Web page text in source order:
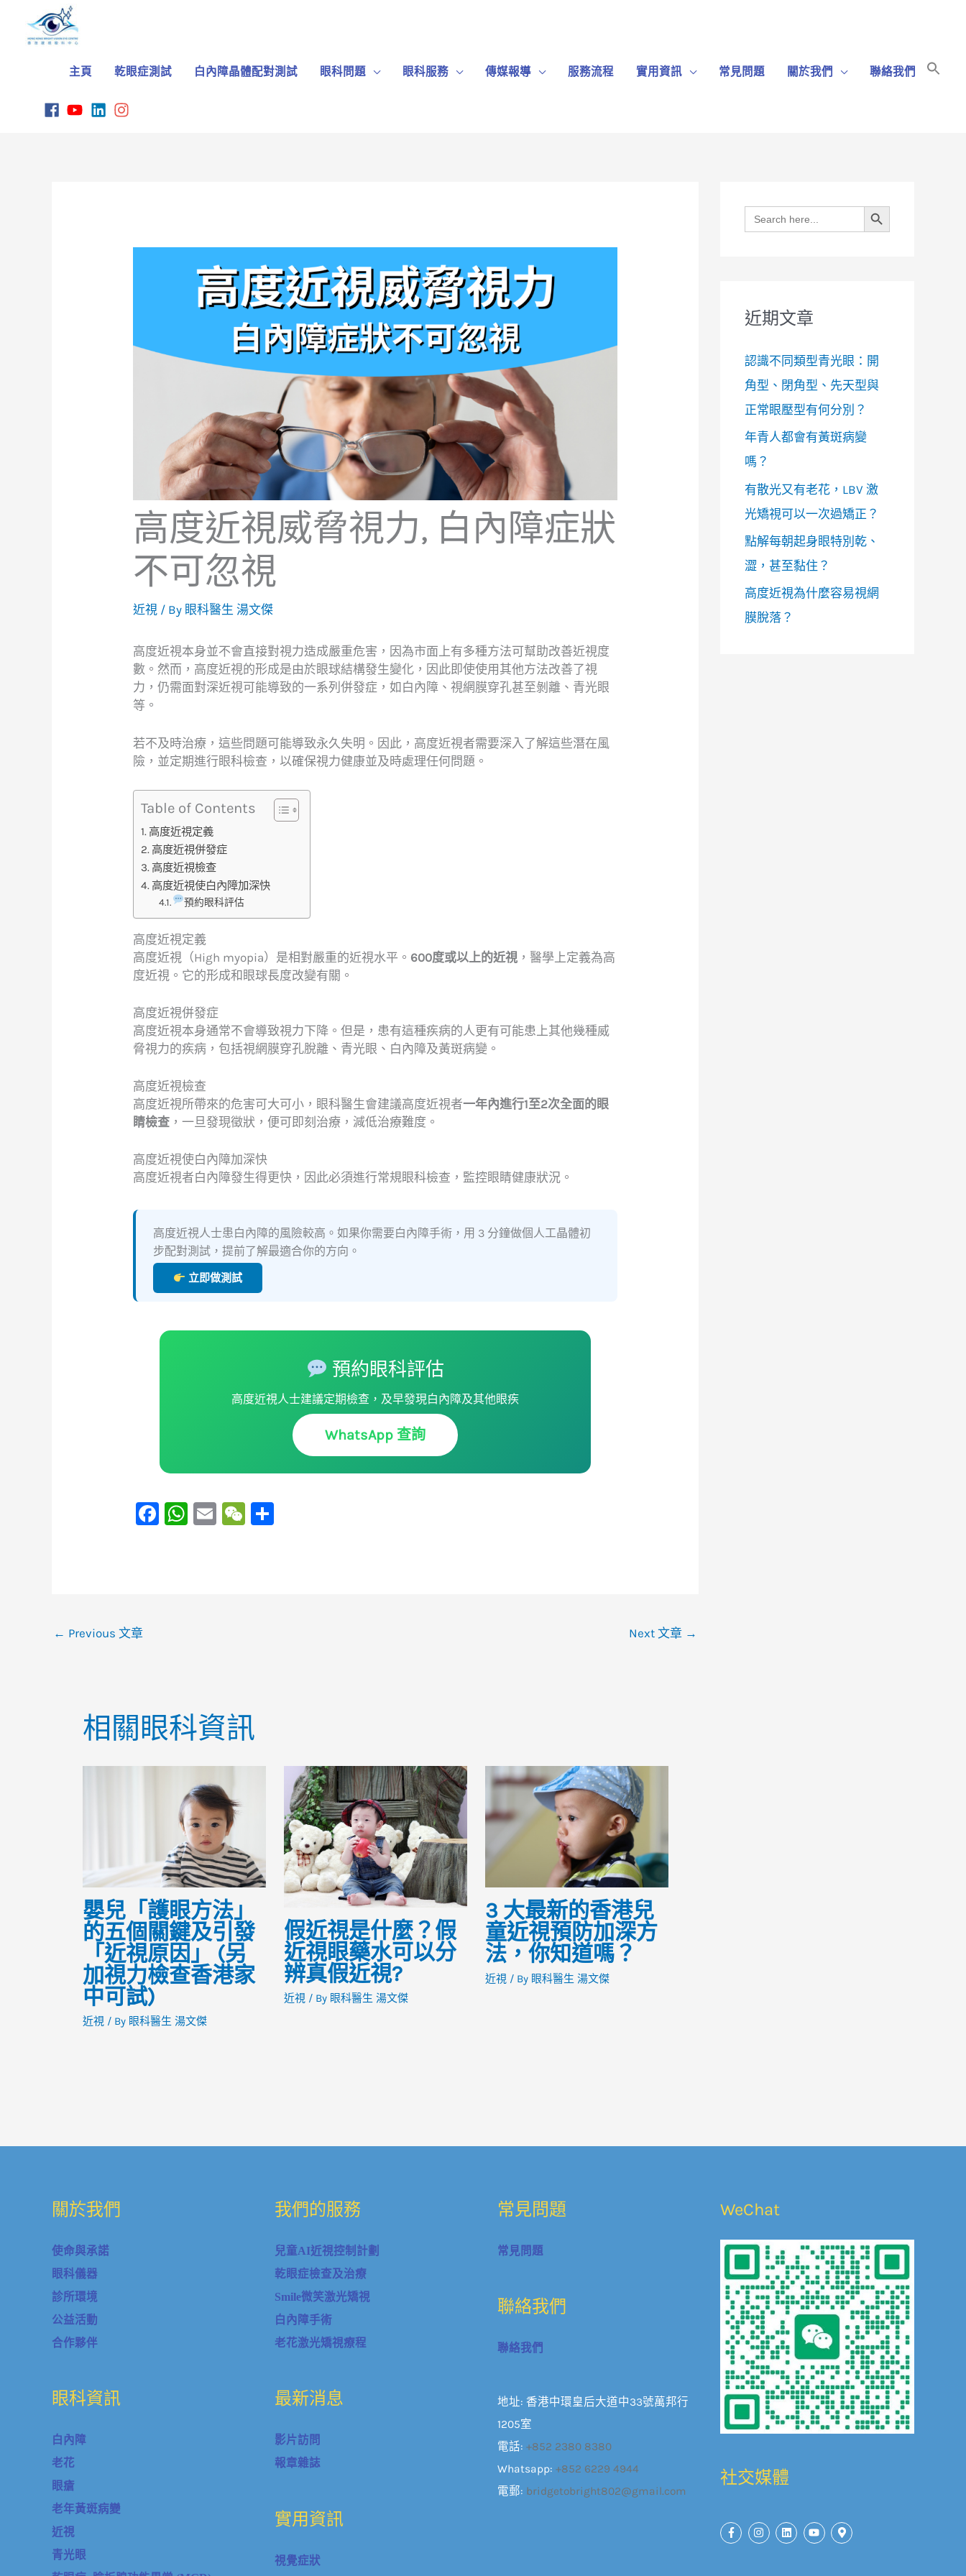
content
主頁 乾眼症測試 白內障晶體配對測試 眼科問題 眼科服務 傳媒報導 服務流程 實用資訊 常見問題 關於我們 聯絡我們
高度近視威脅視力, 白內障症狀
不可忽視
近視 / By 眼科醫生 湯文傑
高度近視本身並不會直接對視力造成嚴重危害，因為市面上有多種方法可幫助改善近視度
數。然而，高度近視的形成是由於眼球結構發生變化，因此即使使用其他方法改善了視
力，仍需面對深近視可能導致的一系列併發症，如白內障、視網膜穿孔甚至剝離、青光眼
等。
若不及時治療，這些問題可能導致永久失明。因此，高度近視者需要深入了解這些潛在風
險，並定期進行眼科檢查，以確保視力健康並及時處理任何問題。
Table of Contents
高度近視定義
高度近視併發症
高度近視檢查
高度近視使白內障加深快
預約眼科評估
高度近視定義
高度近視（High myopia）是相對嚴重的近視水平。 600度或以上的近視 ，醫學上定義為高
度近視。它的形成和眼球長度改變有關。
高度近視併發症
高度近視本身通常不會導致視力下降。但是，患有這種疾病的人更有可能患上其他幾種威
脅視力的疾病，包括視網膜穿孔脫離、青光眼、白內障及黃斑病變。
高度近視檢查
高度近視所帶來的危害可大可小，眼科醫生會建議高度近視者一年內進行1至2次全面的眼
睛檢查 ，一旦發現徵狀，便可即刻治療，減低治療難度。
高度近視使白內障加深快
高度近視者白內障發生得更快，因此必須進行常規眼科檢查，監控眼睛健康狀況。
高度近視人士患白內障的風險較高。如果你需要白內障手術，用 3 分鐘做個人工晶體初
步配對測試，提前了解最適合你的方向。
立即做測試
預約眼科評估
高度近視人士建議定期檢查，及早發現白內障及其他眼疾
WhatsApp 查詢
F
W E
W
← Previous 文章 Next 文章 →
相關眼科資訊
嬰兒「護眼方法」
的五個關鍵及引發
「近視原因」 (另
加視力檢查香港家
中可試)
近視/ By 眼科醫生 湯文傑
假近視是什麼？假
近視眼藥水可以分
辨真假近視?
近視/ By 眼科醫生 湯文傑
3 大最新的香港兒
童近視預防加深方
法，你知道嗎？
近視/ By 眼科醫生 湯文傑
Search
for:
Search Button
近期文章
認識不同類型青光眼：開
角型、閉角型、先天型與
正常眼壓型有何分別？
年青人都會有黃斑病變
嗎？
有散光又有老花，LBV 激
光矯視可以一次過矯正？
點解每朝起身眼特別乾、
澀，甚至黏住？
高度近視為什麼容易視網
膜脫落？
關於我們
使命與承諾
眼科儀器
診所環境
公益活動
合作夥伴
眼科資訊
白內障
老花
眼瘡
老年黃斑病變
近視
青光眼
我們的服務
兒童AI近視控制計劃
乾眼症檢查及治療
Smile微笑激光矯視
白內障手術
老花激光矯視療程
最新消息
影片訪問
報章雜誌
實用資訊
視覺症狀
常見問題
常見問題
聯絡我們
聯絡我們
地址: 香港中環皇后大道中33號萬邦行
1205室
電話: +852 2380 8380
Whatsapp: +852 6229 4944
電郵: bridgetobright802@gmail.com
WeChat
社交媒體